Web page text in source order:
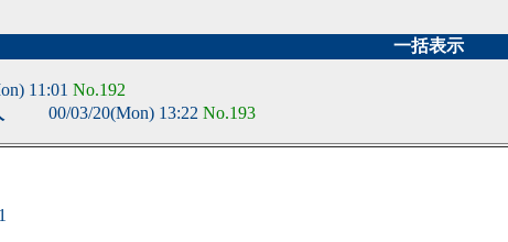
一括表示
11:01 No.192
人 00/03/20(Mon) 13:22 No.193